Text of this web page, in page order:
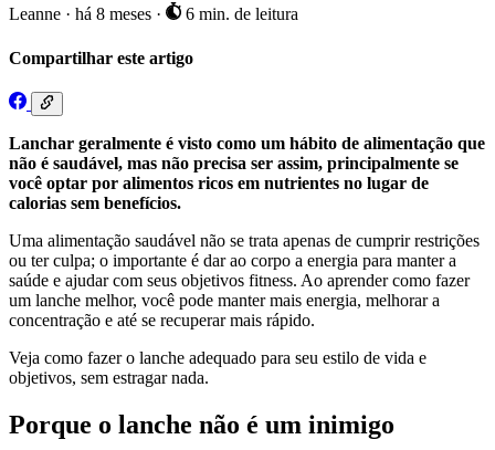
Leanne · há 8 meses · 6 min. de leitura
Compartilhar este artigo
Lanchar geralmente é visto como um hábito de alimentação que
não é saudável, mas não precisa ser assim, principalmente se
você optar por alimentos ricos em nutrientes no lugar de
calorias sem benefícios.
Uma alimentação saudável não se trata apenas de cumprir restrições
ou ter culpa; o importante é dar ao corpo a energia para manter a
saúde e ajudar com seus objetivos fitness. Ao aprender como fazer
um lanche melhor, você pode manter mais energia, melhorar a
concentração e até se recuperar mais rápido.
Veja como fazer o lanche adequado para seu estilo de vida e
objetivos, sem estragar nada.
Porque o lanche não é um inimigo